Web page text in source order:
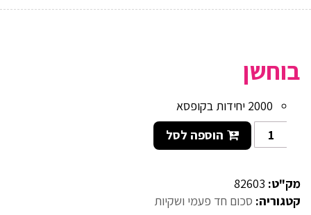
בוחשן
2000 יחידות בקופסא
הוספה לסל
מק"ט: 82603
קטגוריה: סכום חד פעמי ושקיות